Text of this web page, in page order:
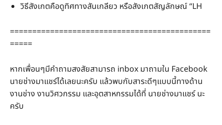
วิธีสังเกตคือดูทิศทางสันเกลียว หรือสังเกตสัญลักษณ์ “LH
=============================================
=====
หากเพื่อนๆมีคำถามสงสัยสามารถ inbox มาถามใน Facebook
นายช่างมาแชร์ได้เลยนะครับ แล้วพบกับสาระดีๆแบบนี้ทางด้าน
งานช่าง งานวิศวกรรม และอุตสาหกรรมได้ที่ นายช่างมาแชร์ นะ
ครับ